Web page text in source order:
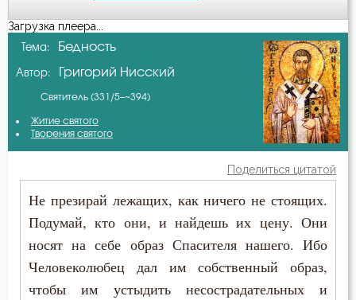
Ангел
Бедность
Бесы
Благодать
Блуд
А-я
Авва Исайя (Скитский)
Антоний Великий
Василий Великий
Григорий Богослов
Григорий Палама
Загрузка плеера...
Тема: Бедность
Автор: Григорий Нисский
Святитель (331/5–~394)
Житие святого
Творения святого
Поделиться цитатой
Не презирай лежащих, как ничего не стоящих.
Подумай, кто они, и найдешь их цену. Они
носят на себе образ Спасителя нашего. Ибо
Человеколюбец дал им собственный образ,
чтобы им устыдить несострадательных и